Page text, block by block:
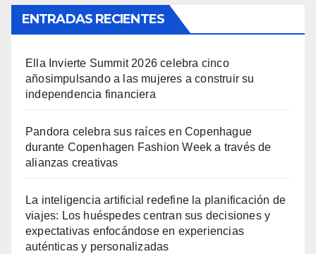
ENTRADAS RECIENTES
Ella Invierte Summit 2026 celebra cinco
añosimpulsando a las mujeres a construir su
independencia financiera
Pandora celebra sus raíces en Copenhague
durante Copenhagen Fashion Week a través de
alianzas creativas
La inteligencia artificial redefine la planificación de
viajes: Los huéspedes centran sus decisiones y
expectativas enfocándose en experiencias
auténticas y personalizadas